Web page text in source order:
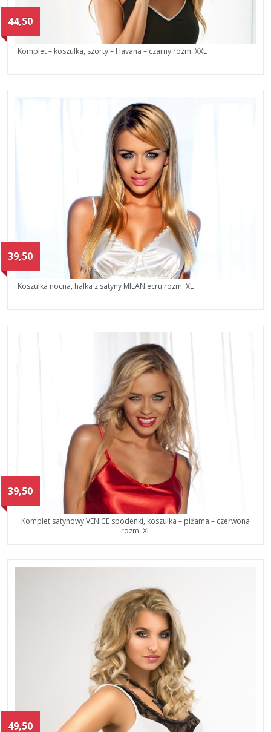
44,50
Komplet – koszulka, szorty – Havana – czarny rozm. XXL
39,50
Koszulka nocna, halka z satyny MILAN ecru rozm. XL
39,50
Komplet satynowy VENICE spodenki, koszulka – piżama – czerwona
rozm. XL
49,50